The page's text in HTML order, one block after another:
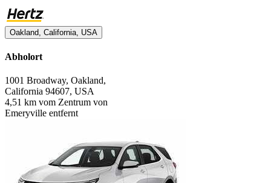
Oakland, California, USA
Abholort
1001 Broadway, Oakland,
California 94607, USA
4,51 km vom Zentrum von
Emeryville entfernt